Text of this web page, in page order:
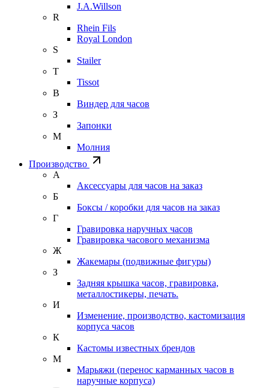
J.A.Willson
R
Rhein Fils
Royal London
S
Stailer
T
Tissot
В
Виндер для часов
З
Запонки
М
Молния
Производство
А
Аксессуары для часов на заказ
Б
Боксы / коробки для часов на заказ
Г
Гравировка наручных часов
Гравировка часового механизма
Ж
Жакемары (подвижные фигуры)
З
Задняя крышка часов, гравировка,
металлостикеры, печать.
И
Изменение, производство, кастомизация
корпуса часов
К
Кастомы известных брендов
М
Марьяжи (перенос карманных часов в
наручные корпуса)